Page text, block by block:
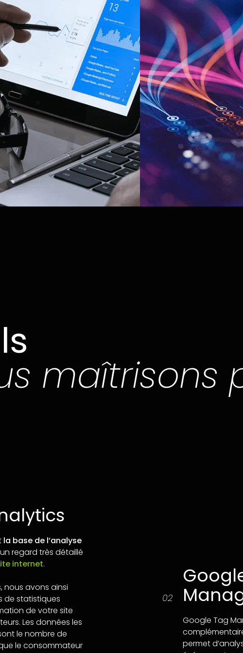
maîtrisons
la base de l’analyse
regard très détaillé
internet.
nous avons ainsi
de statistiques
de votre site
Les données les
le nombre de
le consommateur
02
Google Tag
permet